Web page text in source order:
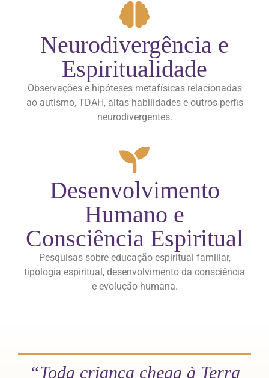
Neurodivergência e
Espiritualidade
Observações e hipóteses metafísicas relacionadas
ao autismo, TDAH, altas habilidades e outros perfis
neurodivergentes.
Desenvolvimento
Humano e
Consciência Espiritual
Pesquisas sobre educação espiritual familiar,
tipologia espiritual, desenvolvimento da consciência
e evolução humana.
“Toda criança chega à Terra